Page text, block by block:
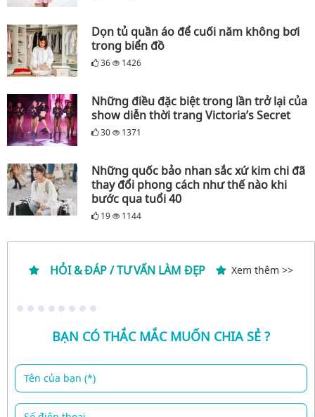
Dọn tủ quần áo để cuối năm không bơi
trong biển đồ
36 1426
Những điều đặc biệt trong lần trở lại của
show diễn thời trang Victoria’s Secret
30 1371
Những quốc bảo nhan sắc xứ kim chi đã
thay đổi phong cách như thế nào khi
bước qua tuổi 40
19 1144
HỎI & ĐÁP / TƯ VẤN LÀM ĐẸP Xem thêm >>
BẠN CÓ THẮC MẮC MUỐN CHIA SẺ ?